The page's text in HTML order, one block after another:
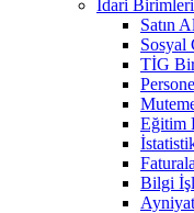
İdari
Satın
Sosyal
TİG
Eğitim
Bilgi